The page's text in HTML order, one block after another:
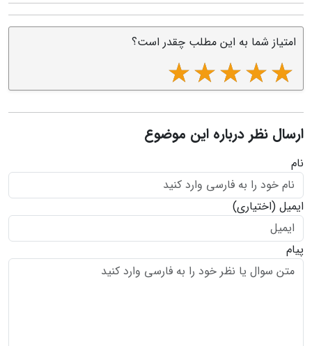
امتیاز شما به این مطلب چقدر است؟
ارسال نظر درباره این موضوع
نام
ایمیل (اختیاری)
پیام